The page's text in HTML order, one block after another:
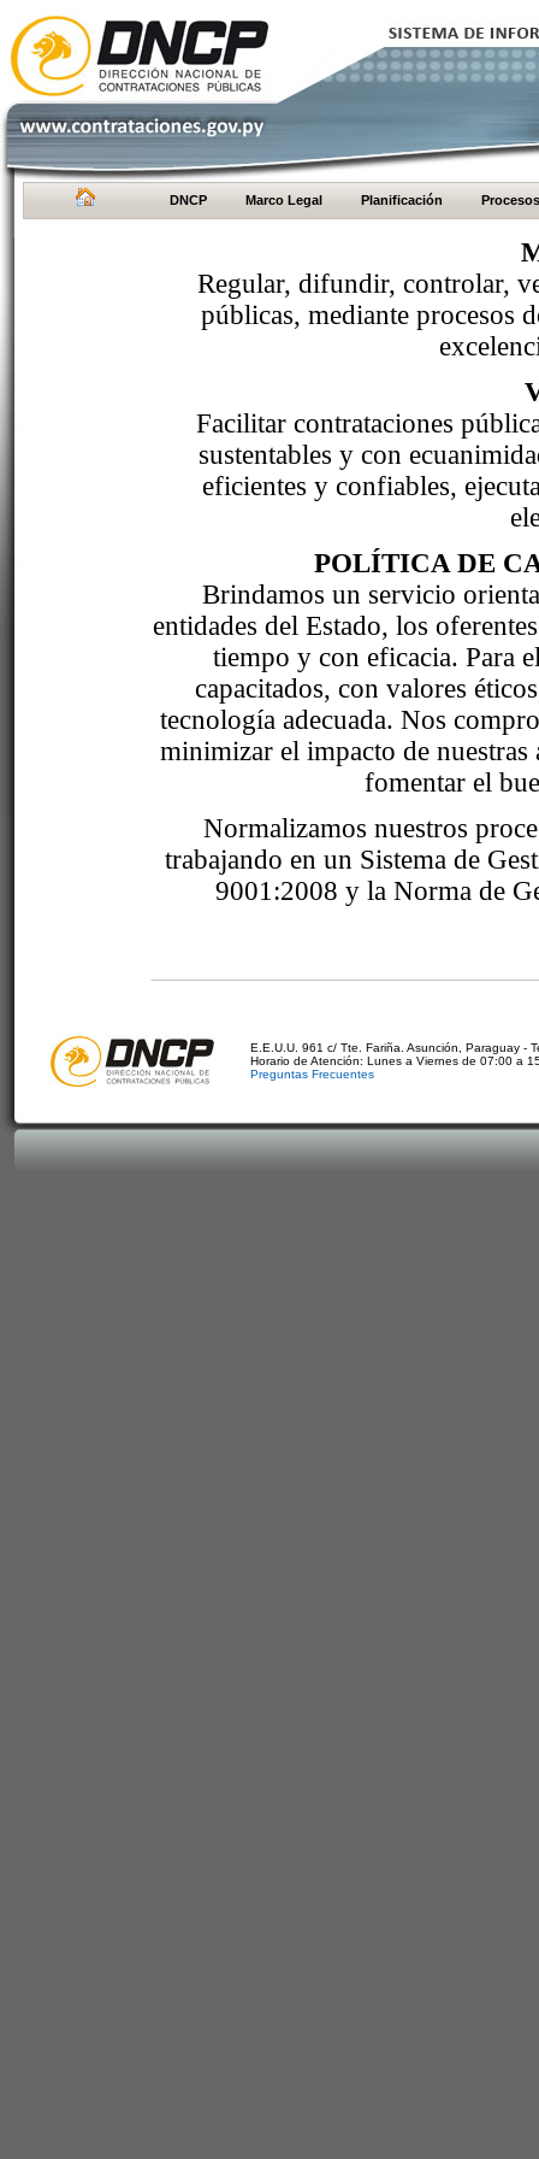
DNCP Marco Legal Planificación Procesos
Regular, difundir, controlar,
públicas, mediante procesos
Facilitar contrataciones
sustentables y con
eficientes y confiables,
POLÍTICA DE
Brindamos un servicio
entidades del Estado, los
tiempo y con eficacia. Para
capacitados, con valores
tecnología adecuada. Nos
minimizar el impacto de
fomentar el
Normalizamos nuestros
trabajando en un Sistema de
9001:2008 y la Norma de
E.E.U.U. 961 c/ Tte. Fariña. Asunción, Paraguay -
Horario de Atención: Lunes a Viernes de 07:00 a
Preguntas Frecuentes